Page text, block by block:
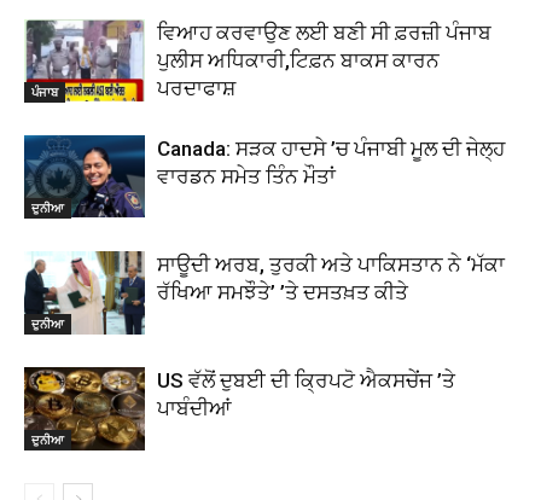
ਪੰਜਾਬ
ਵਿਆਹ ਕਰਵਾਉਣ ਲਈ ਬਣੀ ਸੀ ਫ਼ਰਜ਼ੀ ਪੰਜਾਬ
ਪੁਲੀਸ ਅਧਿਕਾਰੀ,ਟਿਫ਼ਨ ਬਾਕਸ ਕਾਰਨ
ਪਰਦਾਫਾਸ਼
ਦੁਨੀਆ
Canada: ਸੜਕ ਹਾਦਸੇ ’ਚ ਪੰਜਾਬੀ ਮੂਲ ਦੀ ਜੇਲ੍ਹ
ਵਾਰਡਨ ਸਮੇਤ ਤਿੰਨ ਮੌਤਾਂ
ਦੁਨੀਆ
ਸਾਊਦੀ ਅਰਬ, ਤੁਰਕੀ ਅਤੇ ਪਾਕਿਸਤਾਨ ਨੇ ‘ਮੱਕਾ
ਰੱਖਿਆ ਸਮਝੌਤੇ’ ’ਤੇ ਦਸਤਖ਼ਤ ਕੀਤੇ
ਦੁਨੀਆ
US ਵੱਲੋਂ ਦੁਬਈ ਦੀ ਕ੍ਰਿਪਟੋ ਐਕਸਚੇਂਜ ’ਤੇ
ਪਾਬੰਦੀਆਂ